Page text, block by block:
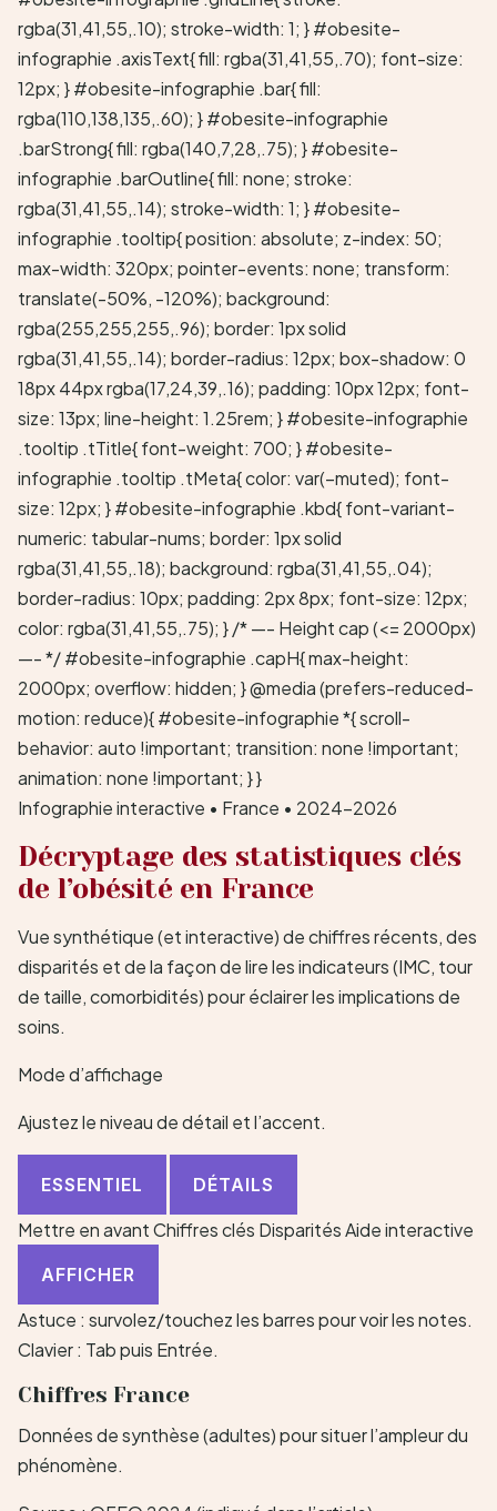
rgba(31,41,55,.10); stroke-width: 1; } #obesite-
infographie .axisText{ fill: rgba(31,41,55,.70); font-size:
12px; } #obesite-infographie .bar{ fill:
rgba(110,138,135,.60); } #obesite-infographie
.barStrong{ fill: rgba(140,7,28,.75); } #obesite-
infographie .barOutline{ fill: none; stroke:
rgba(31,41,55,.14); stroke-width: 1; } #obesite-
infographie .tooltip{ position: absolute; z-index: 50;
max-width: 320px; pointer-events: none; transform:
translate(-50%, -120%); background:
rgba(255,255,255,.96); border: 1px solid
rgba(31,41,55,.14); border-radius: 12px; box-shadow: 0
18px 44px rgba(17,24,39,.16); padding: 10px 12px; font-
size: 13px; line-height: 1.25rem; } #obesite-infographie
.tooltip .tTitle{ font-weight: 700; } #obesite-
infographie .tooltip .tMeta{ color: var(–muted); font-
size: 12px; } #obesite-infographie .kbd{ font-variant-
numeric: tabular-nums; border: 1px solid
rgba(31,41,55,.18); background: rgba(31,41,55,.04);
border-radius: 10px; padding: 2px 8px; font-size: 12px;
color: rgba(31,41,55,.75); } /* —- Height cap (<= 2000px)
—- */ #obesite-infographie .capH{ max-height:
2000px; overflow: hidden; } @media (prefers-reduced-
motion: reduce){ #obesite-infographie *{ scroll-
behavior: auto !important; transition: none !important;
animation: none !important; } }
Infographie interactive • France • 2024–2026
Décryptage des statistiques clés
de l’obésité en France
Vue synthétique (et interactive) de chiffres récents, des
disparités et de la façon de lire les indicateurs (IMC, tour
de taille, comorbidités) pour éclairer les implications de
soins.
Mode d’affichage
Ajustez le niveau de détail et l’accent.
ESSENTIEL DÉTAILS
Mettre en avantChiffres clés DisparitésAide interactive
AFFICHER
Astuce : survolez/touchez les barres pour voir les notes.
Clavier : Tabpuis Entrée.
Chiffres France
Données de synthèse (adultes) pour situer l’ampleur du
phénomène.